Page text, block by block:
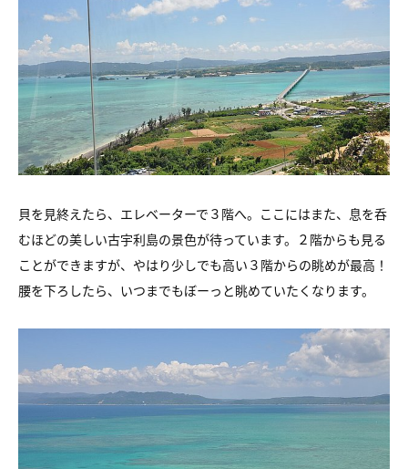
貝を見終えたら、エレベーターで３階へ。ここにはまた、 息を呑
むほどの美しい古宇利島の景色が待っています。 ２階からも見る
ことができますが、 やはり少しでも高い３階からの眺めが最高！
腰を下ろしたら、いつまでもぼーっと眺めていたくなります。